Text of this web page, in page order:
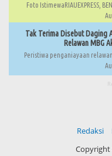
Foto IstimewaRIAUEXPRESS,
Tak Terima Disebut Daging
Relawan MBG
Peristiwa penganiayaan
Redaksi